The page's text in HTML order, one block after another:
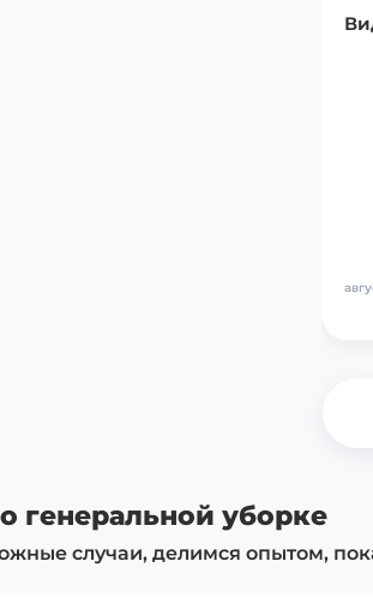
генеральной уборке
случаи, делимся опытом,